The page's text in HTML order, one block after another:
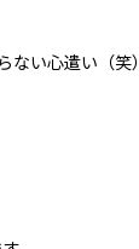
い心遣い（笑）